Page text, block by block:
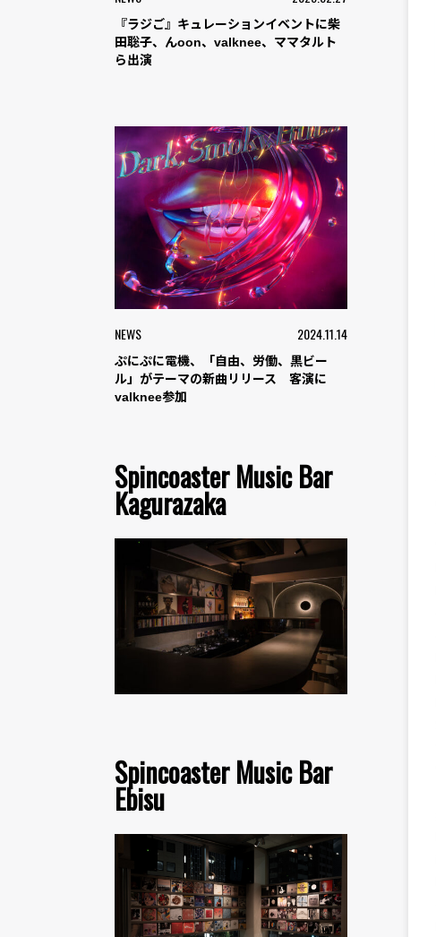
『ラジご』キュレーションイベントに柴
田聡子、んoon、valknee、ママタルト
ら出演
NEWS 2024.11.14
ぷにぷに電機、「自由、労働、黒ビー
ル」がテーマの新曲リリース 客演に
valknee参加
Spincoaster Music Bar
Kagurazaka
Spincoaster Music Bar
Ebisu